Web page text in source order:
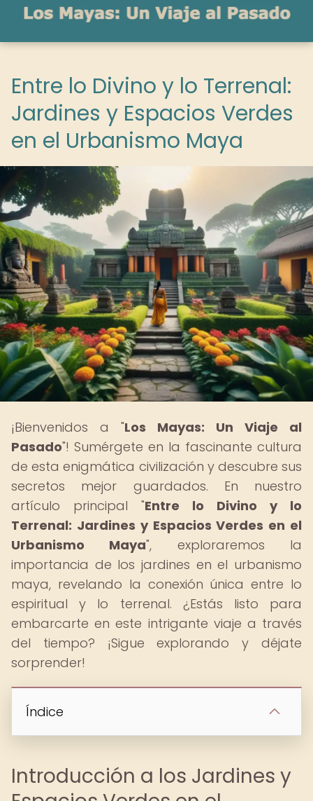
Entre lo Divino y lo Terrenal:
Jardines y Espacios Verdes
en el Urbanismo Maya
¡Bienvenidos a "Los Mayas: Un Viaje al
Pasado"! Sumérgete en la fascinante cultura
de esta enigmática civilización y descubre sus
secretos mejor guardados. En nuestro
artículo principal "Entre lo Divino y lo
Terrenal: Jardines y Espacios Verdes en el
Urbanismo Maya", exploraremos la
importancia de los jardines en el urbanismo
maya, revelando la conexión única entre lo
espiritual y lo terrenal. ¿Estás listo para
embarcarte en este intrigante viaje a través
del tiempo? ¡Sigue explorando y déjate
sorprender!
Índice
Introducción a los Jardines y